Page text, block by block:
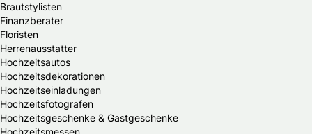
Brautstylisten
Finanzberater
Floristen
Herrenausstatter
Hochzeitsautos
Hochzeitsdekorationen
Hochzeitseinladungen
Hochzeitsfotografen
Hochzeitsgeschenke & Gastgeschenke